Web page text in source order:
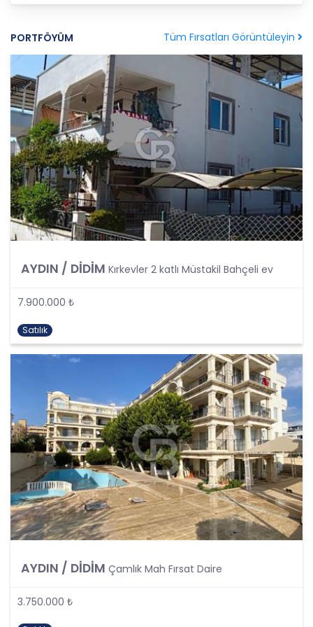
bilgisine sunmakla yükümlüdür. Kişisel veriler
dışında işlenmeyecektir..
4. İşlendikleri Amaçla Bağlantılı, Sınırlı ve Ölçülü
Olma
CB Gayrimenkul Franchising Pazarlama ve
Danışmanlık Hizmetleri A.Ş.; kişisel verileri
belirlenen amaçların gerçekleştirilmesine elverişli
bir biçimde işleyecek ve amacın
gerçekleştirilmesi ile ilgili olmayan veya ihtiyaç
duyulmayan kişisel verilerin işlenmesinden
kaçınacaktır.
5. İlgili Mevzuatta Öngörülen veya İşlendikleri
Etme
CB Gayrimenkul Franchising Pazarlama ve
138. maddesine ve KVK Kanunu’nun 4. ve 7.
maddelerine uygun olarak; işledikleri kişisel verileri,
yalnızca ilgili mevzuat ve kanunlarda öngörülen
veya kişisel veri işleme amacının gerektirdiği süre
kadar muhafaza edecektir. CB Gayrimenkul
Franchising Pazarlama ve Danışmanlık Hizmetleri
A.Ş. öncelikle ilgili mevzuatta kişisel verilerin
saklanması için bir süre öngörülüp
öngörülmediğini tespit edecek, bir süre
belirlenmişse bu süreye uygun davranacak, bir
süre belirlenmemişse kişisel verileri işlendikleri
amaç için gerekli olan süre kadar muhafaza
edecektir. Sürenin bitimi veya işlenmesini
gerektiren sebeplerin ortadan kalkması halinde
kişisel veriler CB CB Gayrimenkul Franchising
tarafından silinecek, yok edilecek veya anonim
hale getirilecektir.
6. Kişisel Veri İşleme Faaliyetlerinin Kanunun 5
PORTFÖYÜM Tüm Fırsatları Görüntüleyin
AYDIN / DİDİM Kırkevler 2 katlı Müstakil Bahçeli ev
7.900.000 ₺
Satılık
AYDIN / DİDİM Çamlık Mah Fırsat Daire
3.750.000 ₺